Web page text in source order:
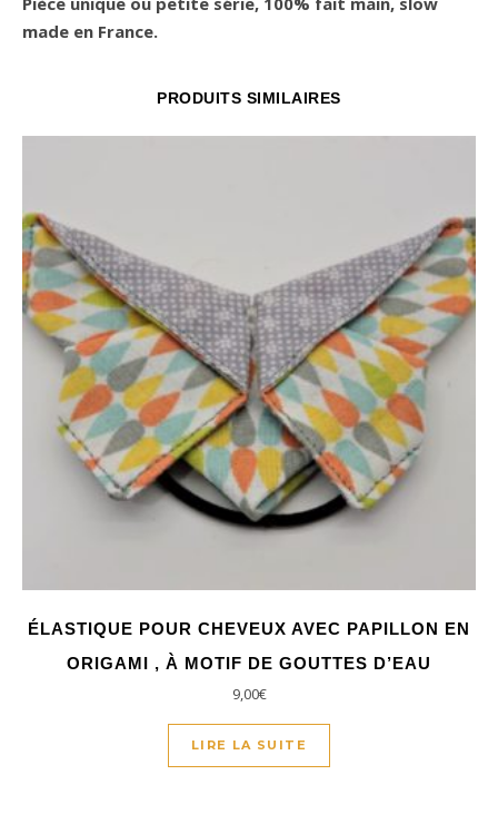
made en France.
PRODUITS SIMILAIRES
ÉLASTIQUE POUR CHEVEUX AVEC PAPILLON EN
ORIGAMI , À MOTIF DE GOUTTES D’EAU
9,00€
LIRE LA SUITE